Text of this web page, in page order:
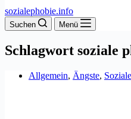
sozialephobie.info
Suchen Menü
Schlagwort soziale
Allgemein, Ängste,